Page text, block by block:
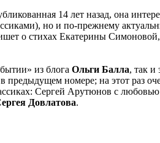
14 лет назад, она
но и по-прежнему
о стихах Екатерины
из блога Ольги Балла, так и
предыдущем номере; на этот раз
Сергей Арутюнов с
Довлатова.